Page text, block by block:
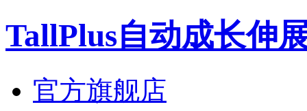
TallPlus自动成长伸
官方旗舰店